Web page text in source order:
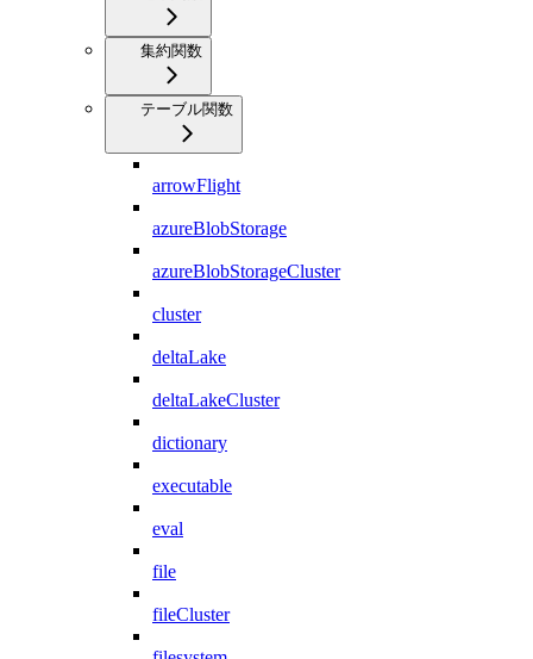
集約関数
テーブル関数
arrowFlight
azureBlobStorage
azureBlobStorageCluster
cluster
deltaLake
deltaLakeCluster
dictionary
executable
eval
file
fileCluster